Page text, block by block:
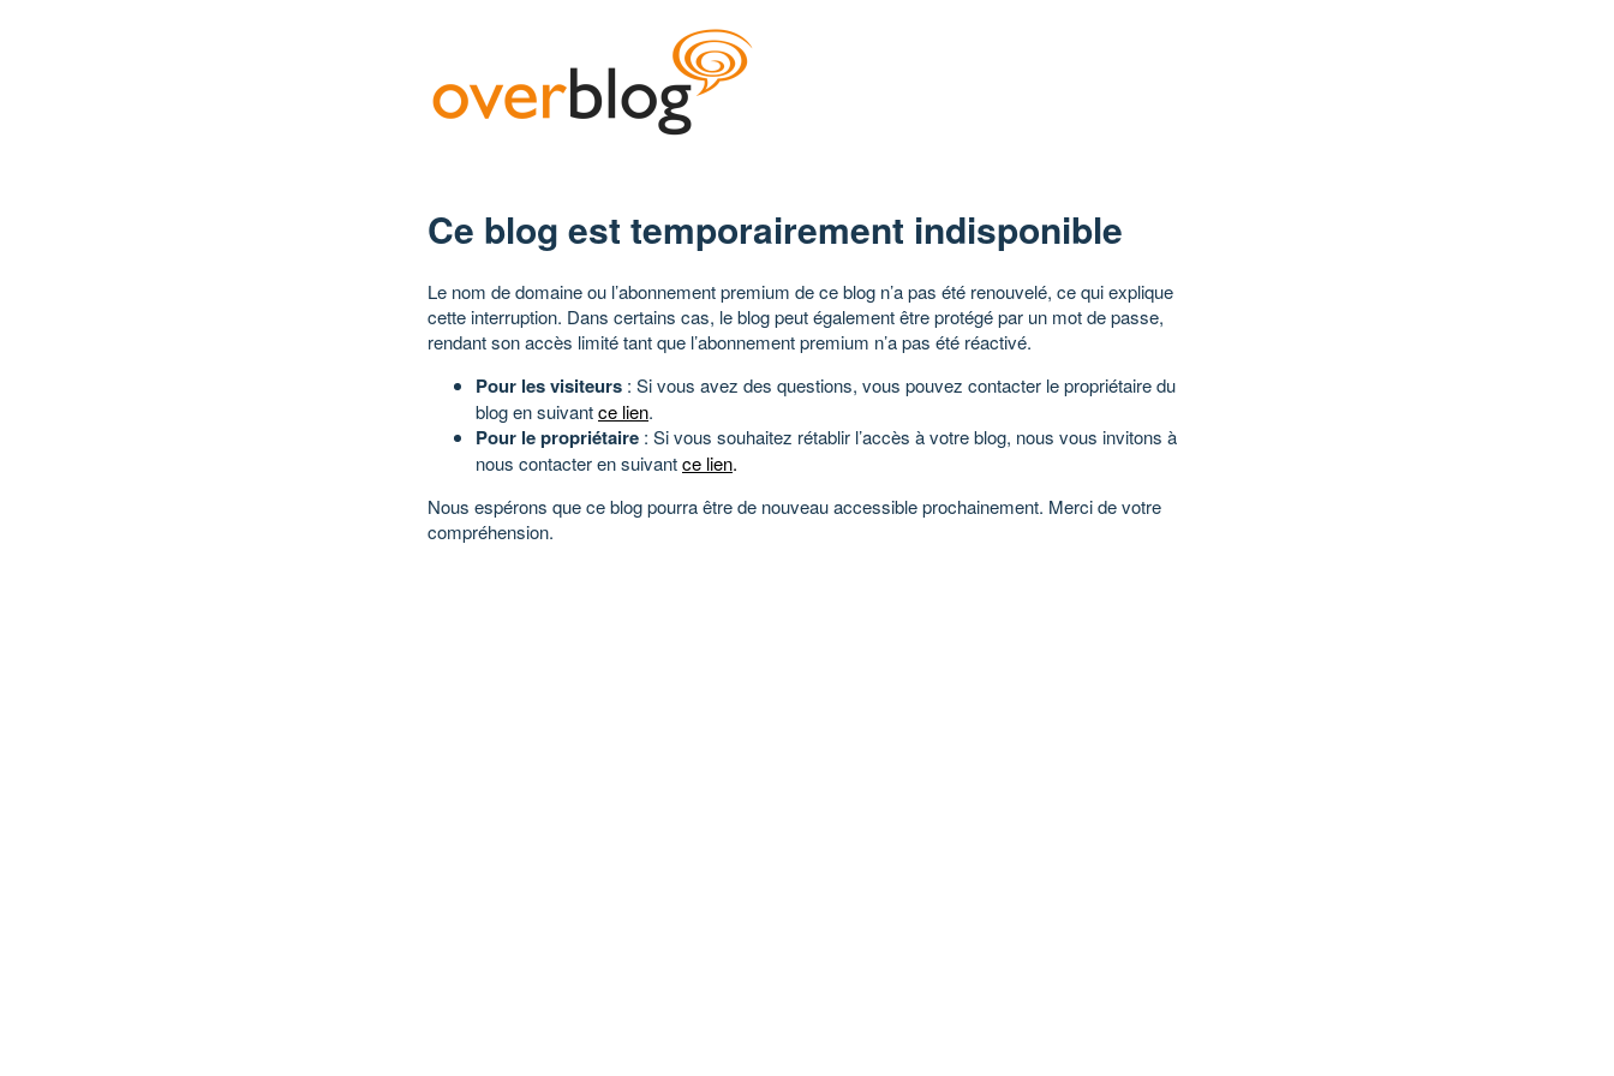
Ce blog est temporairement indisponible
Le nom de domaine ou l’abonnement premium de ce blog n’a pas été renouvelé, ce qui explique
cette interruption. Dans certains cas, le blog peut également être protégé par un mot de passe,
rendant son accès limité tant que l’abonnement premium n’a pas été réactivé.
Pour les visiteurs : Si vous avez des questions, vous pouvez contacter le propriétaire du
blog en suivantce lien.
Pour le propriétaire : Si vous souhaitez rétablir l’accès à votre blog, nous vous invitons à
nous contacter en suivantce lien.
Nous espérons que ce blog pourra être de nouveau accessible prochainement. Merci de votre
compréhension.